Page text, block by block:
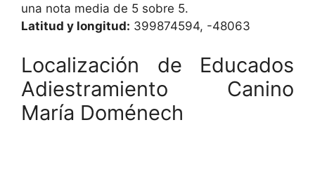
una nota media de 5 sobre 5.
Latitud y longitud: 399874594, -48063
Localización de Educados
Adiestramiento Canino
María Doménech